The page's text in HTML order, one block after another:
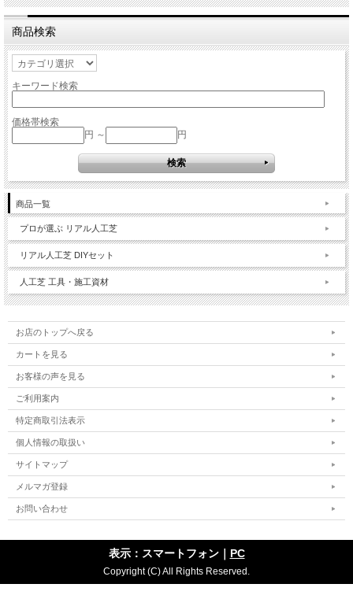
商品検索
キーワード検索
価格帯検索
円 ～
円
商品一覧
プロが選ぶ リアル人工芝
リアル人工芝 DIYセット
人工芝 工具・施工資材
お店のトップへ戻る
カートを見る
お客様の声を見る
ご利用案内
特定商取引法表示
個人情報の取扱い
サイトマップ
メルマガ登録
お問い合わせ
表示：スマートフォン｜ PC
Copyright (C) All Rights Reserved.